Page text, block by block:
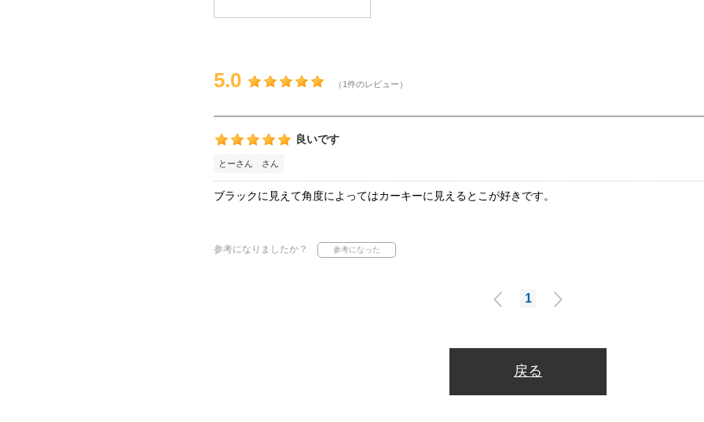
5.0 （1件のレビュー）
良いです
とーさん さん
ブラックに見えて角度によってはカーキーに見えるとこが好きです。
参考になりましたか？
1
戻る